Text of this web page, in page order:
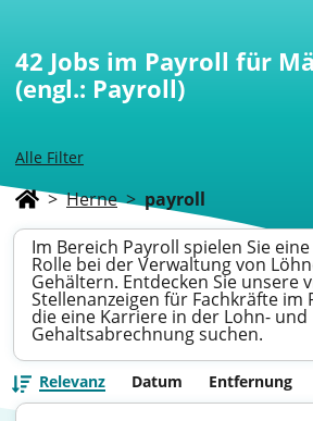
Alle Filter
42 Jobs im Payroll für
(engl.: Payroll)
> Herne > payroll
Im Bereich Payroll spielen Sie
Rolle bei der Verwaltung von
Gehältern. Entdecken Sie unsere
Stellenanzeigen für Fachkräfte im
die eine Karriere in der Lohn- und
Gehaltsabrechnung suchen.
Relevanz Datum Entfernung